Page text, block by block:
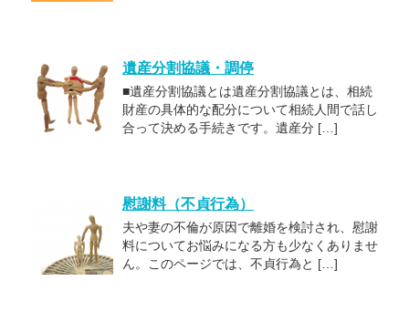
遺産分割協議・調停
■遺産分割協議とは遺産分割協議とは、相続
財産の具体的な配分について相続人間で話し
合って決める手続きです。遺産分 […]
慰謝料（不貞行為）
夫や妻の不倫が原因で離婚を検討され、慰謝
料についてお悩みになる方も少なくありませ
ん。このページでは、不貞行為と […]